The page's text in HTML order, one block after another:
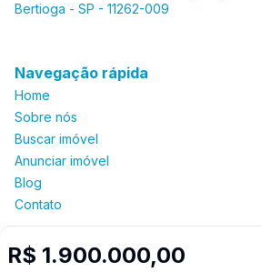
R$ 1.900.000,00
Bertioga - SP - 11262-009
Navegação rápida
Home
Sobre nós
Buscar imóvel
Anunciar imóvel
Blog
Contato